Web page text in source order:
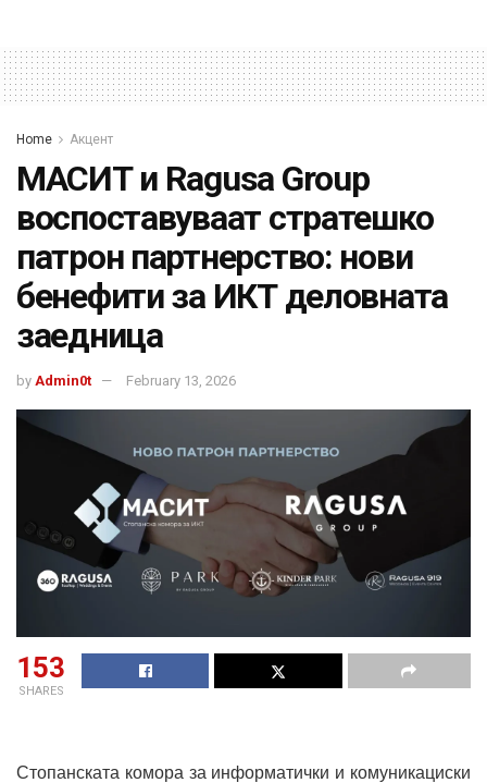
Home Акцент
МАСИТ и Ragusa Group
воспоставуваат стратешко
патрон партнерство: нови
бенефити за ИКТ деловната
заедница
by Admin0t February 13, 2026
153
SHARES
Стопанската комора за информатички и комуникациски